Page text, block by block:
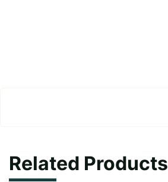
Related Products